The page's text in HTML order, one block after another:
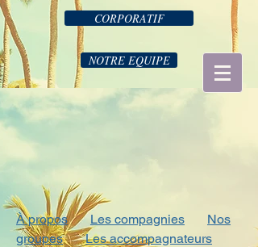
CORPORATIF
NOTRE EQUIPE
À propos Les compagnies
Nos
groupes
Les accompagnateurs